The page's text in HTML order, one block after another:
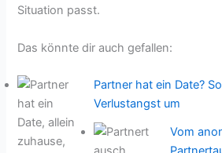
Situation passt.
Das könnte dir auch gefallen:
Partner hat ein Date?
Verlustangst um
Vom